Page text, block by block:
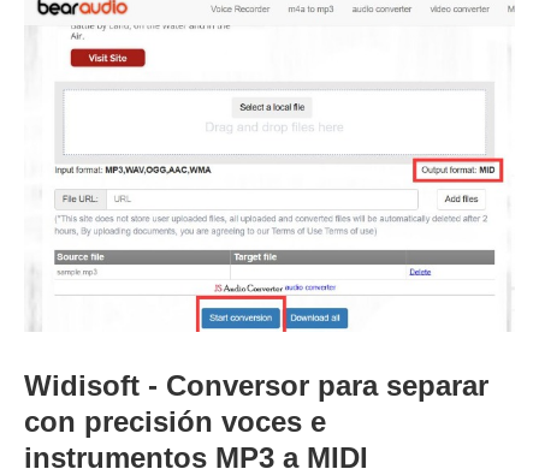
Widisoft - Conversor para separar
con precisión voces e
instrumentos MP3 a MIDI